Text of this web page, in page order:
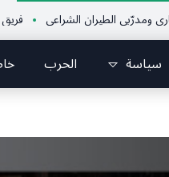
الشراعي فريق جازو
سياسة الحرب